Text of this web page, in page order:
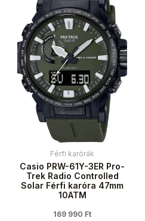
Férfi karórák
Casio PRW-61Y-3ER Pro-
Trek Radio Controlled
Solar Férfi karóra 47mm
10ATM
169 990 Ft